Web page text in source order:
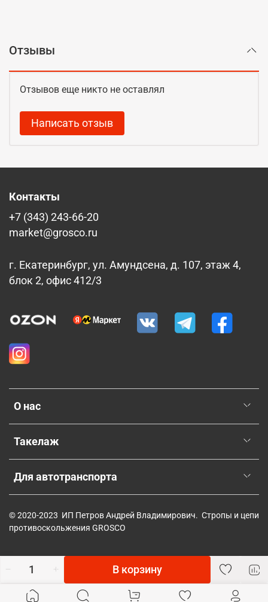
В корзину
Отзывы
Отзывов еще никто не оставлял
Написать отзыв
О нас
Такелаж
Для автотранспорта
Контакты
+7 (343) 243-66-20
market@grosco.ru
г. Екатеринбург, ул. Амундсена, д. 107, этаж 4,
блок 2, офис 412/3
© 2020-2023 ИП Петров Андрей Владимирович. Стропы и цепи
противоскольжения GROSCO